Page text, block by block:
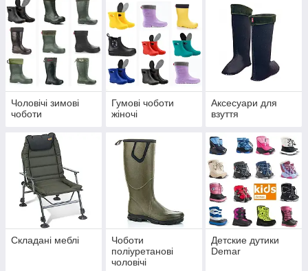
Чоловічі зимові
чоботи
Гумові чоботи
жіночі
Аксесуари для
взуття
Складані меблі
Чоботи
поліуретанові
чоловічі
Детские дутики
Demar